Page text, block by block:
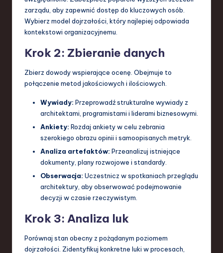
zarządu, aby zapewnić dostęp do kluczowych osób.
Wybierz model dojrzałości, który najlepiej odpowiada
kontekstowi organizacyjnemu.
Krok 2: Zbieranie danych
Zbierz dowody wspierające ocenę. Obejmuje to
połączenie metod jakościowych i ilościowych.
Wywiady: Przeprowadź strukturalne wywiady z
architektami, programistami i liderami biznesowymi.
Ankiety: Rozdaj ankiety w celu zebrania
szerokiego obrazu opinii i samoopisanych metryk.
Analiza artefaktów: Przeanalizuj istniejące
dokumenty, plany rozwojowe i standardy.
Obserwacja: Uczestnicz w spotkaniach przeglądu
architektury, aby obserwować podejmowanie
decyzji w czasie rzeczywistym.
Krok 3: Analiza luk
Porównaj stan obecny z pożądanym poziomem
dojrzałości. Zidentyfikuj konkretne luki w procesach,